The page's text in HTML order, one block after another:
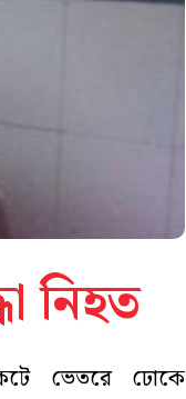
নিহত
ভেতরে ঢোকে